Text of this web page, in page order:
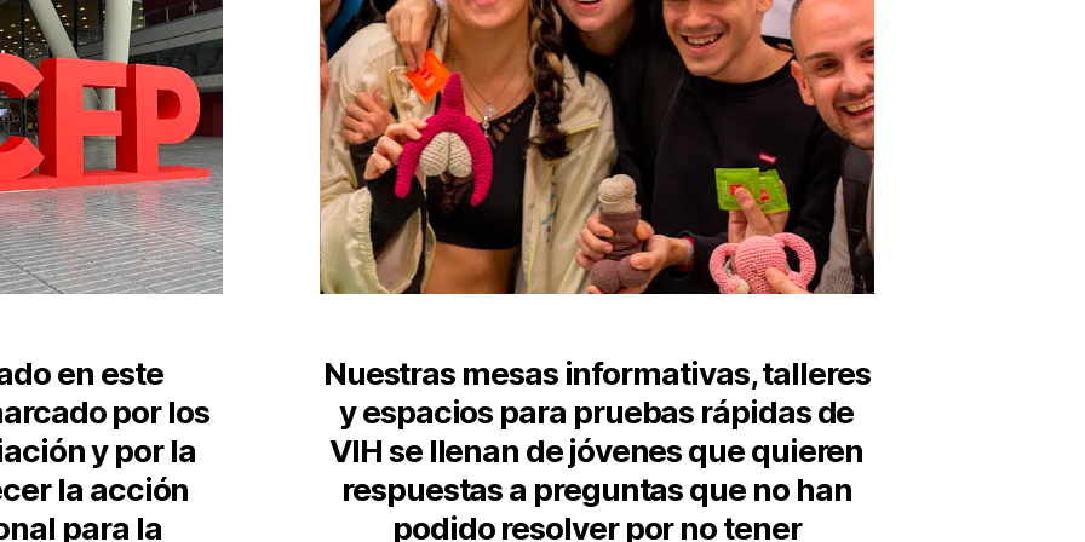
en este
por los
y por la
la acción
para la
Nuestras mesas informativas, talleres
y espacios para pruebas rápidas de
VIH se llenan de jóvenes que quieren
respuestas a preguntas que no han
podido resolver por no tener